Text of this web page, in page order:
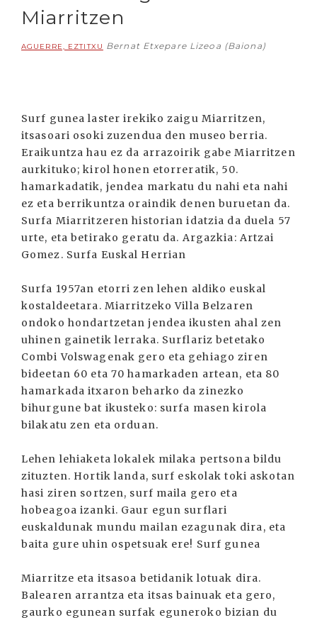
Miarritzen
AGUERRE, EZTITXU Bernat Etxepare Lizeoa (Baiona)
Surf gunea laster irekiko zaigu Miarritzen,
itsasoari osoki zuzendua den museo berria.
Eraikuntza hau ez da arrazoirik gabe Miarritzen
aurkituko; kirol honen etorreratik, 50.
hamarkadatik, jendea markatu du nahi eta nahi
ez eta berrikuntza oraindik denen buruetan da.
Surfa Miarritzeren historian idatzia da duela 57
urte, eta betirako geratu da. Argazkia: Artzai
Gomez. Surfa Euskal Herrian
Surfa 1957an etorri zen lehen aldiko euskal
kostaldeetara. Miarritzeko Villa Belzaren
ondoko hondartzetan jendea ikusten ahal zen
uhinen gainetik lerraka. Surflariz betetako
Combi Volswagenak gero eta gehiago ziren
bideetan 60 eta 70 hamarkaden artean, eta 80
hamarkada itxaron beharko da zinezko
bihurgune bat ikusteko: surfa masen kirola
bilakatu zen eta orduan.
Lehen lehiaketa lokalek milaka pertsona bildu
zituzten. Hortik landa, surf eskolak toki askotan
hasi ziren sortzen, surf maila gero eta
hobeagoa izanki. Gaur egun surflari
euskaldunak mundu mailan ezagunak dira, eta
baita gure uhin ospetsuak ere! Surf gunea
Miarritze eta itsasoa betidanik lotuak dira.
Balearen arrantza eta itsas bainuak eta gero,
gaurko egunean surfak eguneroko bizian du